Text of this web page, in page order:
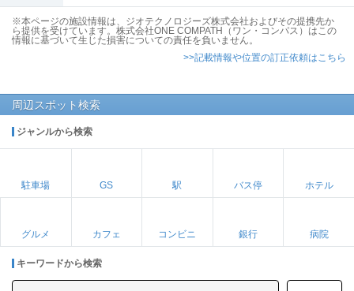
※本ページの施設情報は、ジオテクノロジーズ株式会社およびその提携先か
ら提供を受けています。株式会社ONE COMPATH（ワン・コンパス）はこの
情報に基づいて生じた損害についての責任を負いません。
>>記載情報や位置の訂正依頼はこちら
周辺スポット検索
ジャンルから検索
駐車場 GS 駅 バス停 ホテル
グルメ カフェ コンビニ 銀行 病院
キーワードから検索